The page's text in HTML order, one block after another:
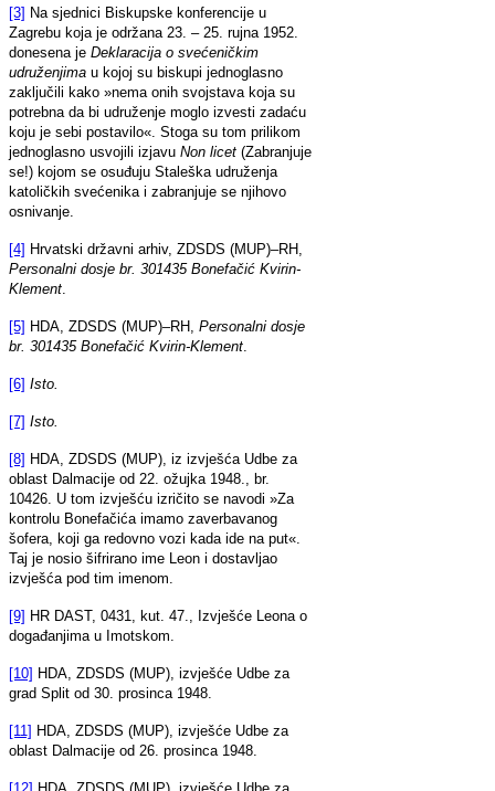
[3] Na sjednici Biskupske konferencije u
Zagrebu koja je održana 23. – 25. rujna 1952.
donesena je Deklaracija o svećeničkim
udruženjima u kojoj su biskupi jednoglasno
zaključili kako »nema onih svojstava koja su
potrebna da bi udruženje moglo izvesti zadaću
koju je sebi postavilo«. Stoga su tom prilikom
jednoglasno usvojili izjavu Non licet (Zabranjuje
se!) kojom se osuđuju Staleška udruženja
katoličkih svećenika i zabranjuje se njihovo
osnivanje.
[4] Hrvatski državni arhiv, ZDSDS (MUP)–RH,
Personalni dosje br. 301435 Bonefačić Kvirin-
Klement
[5] HDA, ZDSDS (MUP)–RH, Personalni dosje
br. 301435 Bonefačić Kvirin-Klement
[6] Isto.
[7] Isto.
[8] HDA, ZDSDS (MUP), iz izvješća Udbe za
oblast Dalmacije od 22. ožujka 1948., br.
10426. U tom izvješću izričito se navodi »Za
kontrolu Bonefačića imamo zaverbavanog
šofera, koji ga redovno vozi kada ide na put«.
Taj je nosio šifrirano ime Leon i dostavljao
izvješća pod tim imenom.
[9] HR DAST, 0431, kut. 47., Izvješće Leona o
događanjima u Imotskom.
[10] HDA, ZDSDS (MUP), izvješće Udbe za
grad Split od 30. prosinca 1948.
[11] HDA, ZDSDS (MUP), izvješće Udbe za
oblast Dalmacije od 26. prosinca 1948.